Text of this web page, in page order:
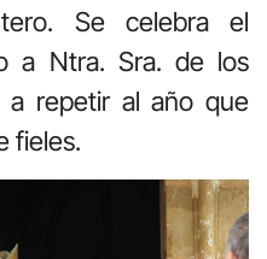
Se celebra el
a Ntra. Sra. de los
repetir al año que
fieles.